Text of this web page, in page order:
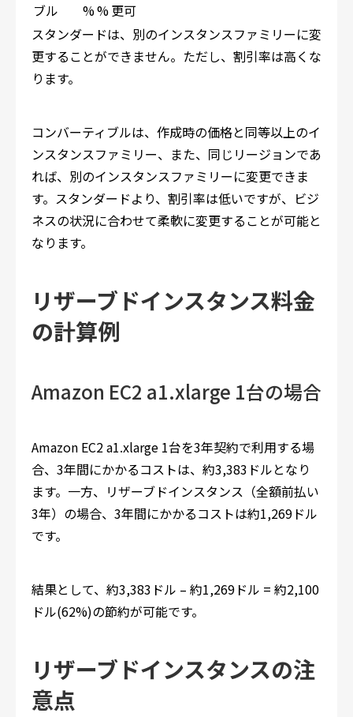
ブル
%%更可
スタンダードは、別のインスタンスファミリーに変
更することができません。ただし、割引率は高くな
ります。
コンバーティブルは、作成時の価格と同等以上のイ
ンスタンスファミリー、また、同じリージョンであ
れば、別のインスタンスファミリーに変更できま
す。スタンダードより、割引率は低いですが、ビジ
ネスの状況に合わせて柔軟に変更することが可能と
なります。
リザーブドインスタンス料金
の計算例
Amazon EC2 a1.xlarge 1台の場合
Amazon EC2 a1.xlarge 1台を3年契約で利用する場
合、3年間にかかるコストは、約3,383ドルとなり
ます。一方、リザーブドインスタンス（全額前払い
3年）の場合、3年間にかかるコストは約1,269ドル
です。
結果として、約3,383ドル – 約1,269ドル = 約2,100
ドル(62%)の節約が可能です。
リザーブドインスタンスの注
意点